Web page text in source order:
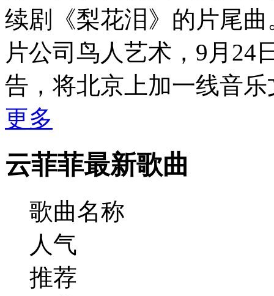
续剧《梨花泪》的片尾
片公司鸟人艺术，9月24
告，将北京上加一线音乐
更多
云菲菲最新歌曲
歌曲名称
人气
推荐